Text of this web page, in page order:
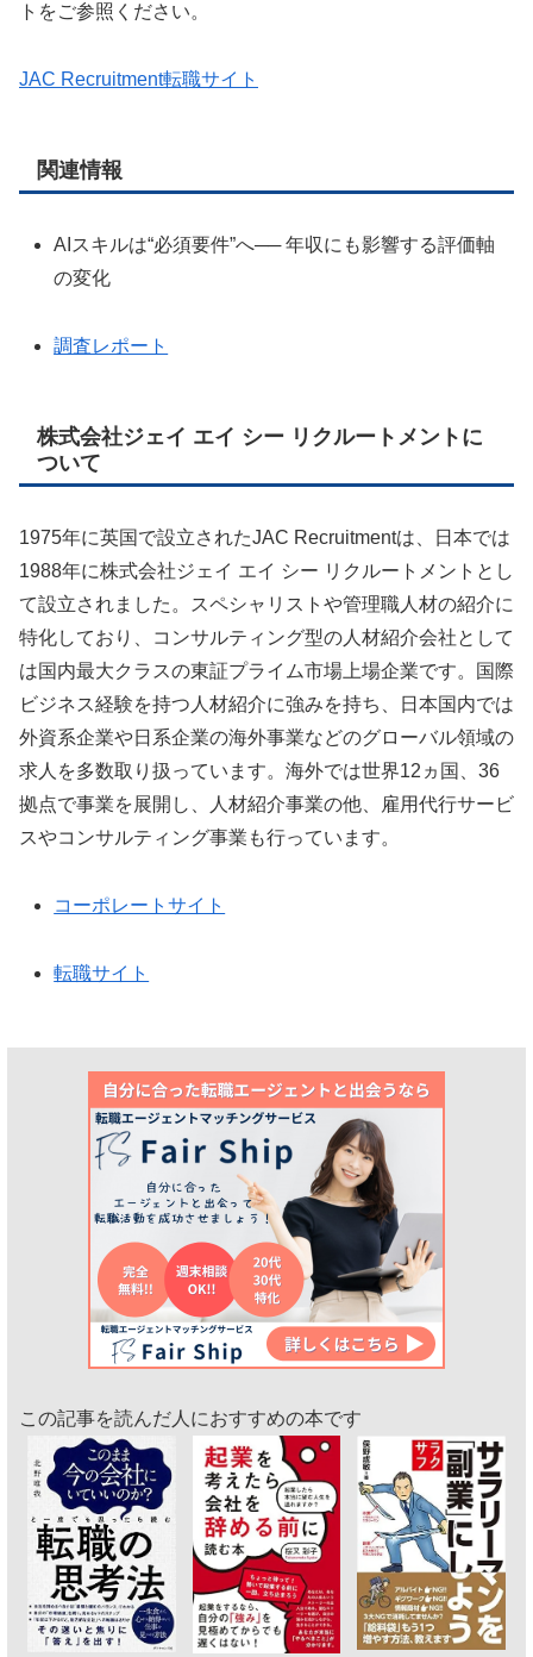
トをご参照ください。
JAC Recruitment転職サイト
関連情報
AIスキルは“必須要件”へ── 年収にも影響する評価軸
の変化
調査レポート
株式会社ジェイ エイ シー リクルートメントに
ついて
1975年に英国で設立されたJAC Recruitmentは、日本では
1988年に株式会社ジェイ エイ シー リクルートメントとし
て設立されました。スペシャリストや管理職人材の紹介に
特化しており、コンサルティング型の人材紹介会社として
は国内最大クラスの東証プライム市場上場企業です。国際
ビジネス経験を持つ人材紹介に強みを持ち、日本国内では
外資系企業や日系企業の海外事業などのグローバル領域の
求人を多数取り扱っています。海外では世界12ヵ国、36
拠点で事業を展開し、人材紹介事業の他、雇用代行サービ
スやコンサルティング事業も行っています。
コーポレートサイト
転職サイト
この記事を読んだ人におすすめの本です